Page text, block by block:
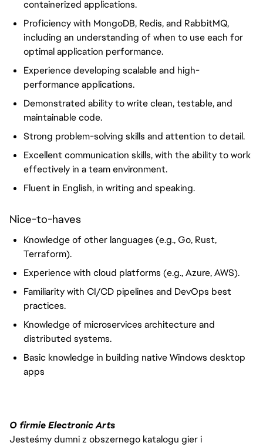
containerized applications.
Proficiency with MongoDB, Redis, and RabbitMQ,
including an understanding of when to use each for
optimal application performance.
Experience developing scalable and high-
performance applications.
Demonstrated ability to write clean, testable, and
maintainable code.
Strong problem-solving skills and attention to detail.
Excellent communication skills, with the ability to work
effectively in a team environment.
Fluent in English, in writing and speaking.
Nice-to-haves
Knowledge of other languages (e.g., Go, Rust,
Terraform).
Experience with cloud platforms (e.g., Azure, AWS).
Familiarity with CI/CD pipelines and DevOps best
practices.
Knowledge of microservices architecture and
distributed systems.
Basic knowledge in building native Windows desktop
apps
O firmie Electronic Arts
Jesteśmy dumni z obszernego katalogu gier i